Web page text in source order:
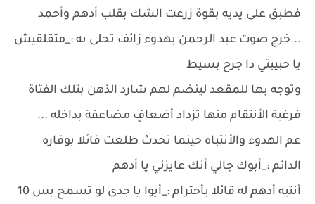
فطبق على يديه بقوة زرعت الشك بقلب أدهم وأحمد
...خرج صوت عبد الرحمن بهدوء زائف تحلى به :_متقلقيش
يا حبيبتي دا جرح بسيط
وتوجه بها للمقعد لينضم لهم شارد الذهن بتلك الفتاة
فرغبة الأنتقام منها تزداد أضعافٍ مضاعفة بداخله ...
عم الهدوء والأنتباه حينما تحدث طلعت قائلا بوقاره
الدائم :_أبوك جالي أنك عايزني يا أدهم
أنتبه أدهم له قائلا بأحترام :_أيوا يا جدى لو تسمح بس 10